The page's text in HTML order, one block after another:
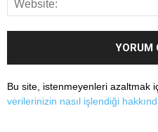
Bu site, istenmeyenleri azaltmak
verilerinizin nasıl işlendiği